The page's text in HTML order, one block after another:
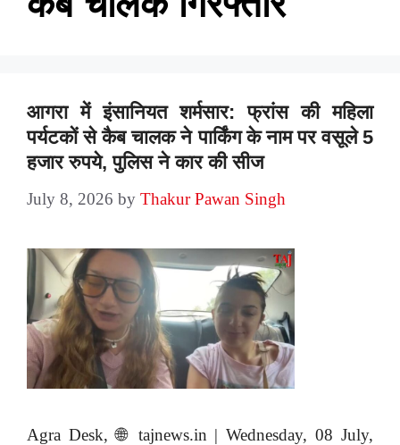
आगरा में इंसानियत शर्मसार: फ्रांस की महिला
पर्यटकों से कैब चालक ने पार्किंग के नाम पर वसूले 5
हजार रुपये, पुलिस ने कार की सीज
July 8, 2026 by Thakur Pawan Singh
Agra Desk, 🌐 tajnews.in | Wednesday, 08 July,